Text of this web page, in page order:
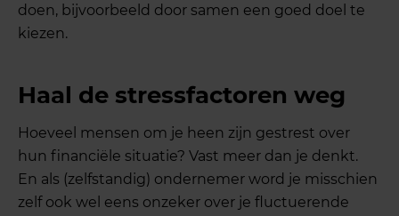
doen, bijvoorbeeld door samen een goed doel te
kiezen.
Haal de stressfactoren weg
Hoeveel mensen om je heen zijn gestrest over
hun financiële situatie? Vast meer dan je denkt.
En als (zelfstandig) ondernemer word je misschien
zelf ook wel eens onzeker over je fluctuerende